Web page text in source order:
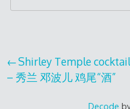
Post
navigation
Shirley Temple
– 秀兰 邓波儿 鸡尾“酒”
Decode